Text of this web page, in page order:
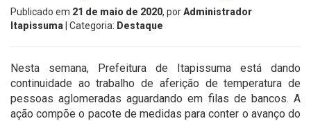
Publicado em 21 de maio de 2020, porAdministrador
Itapissuma | Categoria: Destaque
Nesta semana, Prefeitura de Itapissuma está dando
continuidade ao trabalho de aferição de temperatura de
pessoas aglomeradas aguardando em filas de bancos. A
ação compõe o pacote de medidas para conter o avanço do